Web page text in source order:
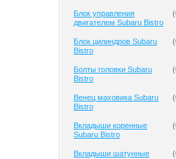
Блок управления
двигателем Subaru Bistro
(
Блок цилиндров Subaru
Bistro
(
Болты головки Subaru
Bistro
(
Венец маховика Subaru
Bistro
(
Вкладыши коренные
Subaru Bistro
(
Вкладыши шатунные
(